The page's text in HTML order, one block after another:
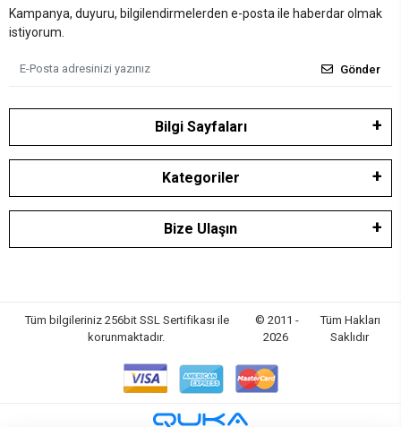
Kampanya, duyuru, bilgilendirmelerden e-posta ile haberdar olmak
istiyorum.
Gönder
Bilgi Sayfaları
Kategoriler
Bize Ulaşın
Tüm bilgileriniz 256bit SSL Sertifikası ile
korunmaktadır.
© 2011 -
2026
Tüm Hakları
Saklıdır